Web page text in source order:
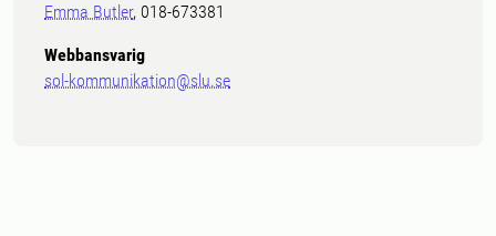
Emma Butler, 018-673381
Webbansvarig
sol-kommunikation@slu.se